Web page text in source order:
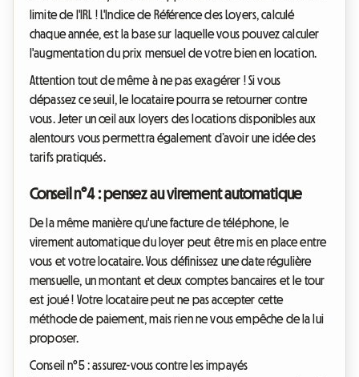
limite de l'IRL ! L'Indice de Référence des Loyers, calculé
chaque année, est la base sur laquelle vous pouvez calculer
l'augmentation du prix mensuel de votre bien en location.
Attention tout de même à ne pas exagérer ! Si vous
dépassez ce seuil, le locataire pourra se retourner contre
vous. Jeter un œil aux loyers des locations disponibles aux
alentours vous permettra également d’avoir une idée des
tarifs pratiqués.
Conseil n°4 : pensez au virement automatique
De la même manière qu'une facture de téléphone, le
virement automatique du loyer peut être mis en place entre
vous et votre locataire. Vous définissez une date régulière
mensuelle, un montant et deux comptes bancaires et le tour
est joué ! Votre locataire peut ne pas accepter cette
méthode de paiement, mais rien ne vous empêche de la lui
proposer.
Conseil n°5 : assurez-vous contre les impayés